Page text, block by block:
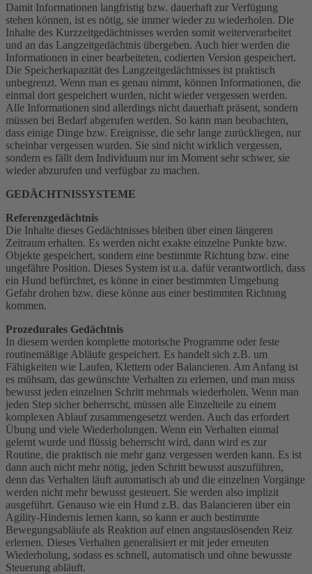
Damit Informationen langfristig bzw. dauerhaft zur Verfügung
stehen können, ist es nötig, sie immer wieder zu wiederholen. Die
Inhalte des Kurzzeitgedächtnisses werden somit weiterverarbeitet
und an das Langzeitgedächtnis übergeben. Auch hier werden die
Informationen in einer bearbeiteten, codierten Version gespeichert.
Die Speicherkapazität des Langzeitgedächtnisses ist praktisch
unbegrenzt. Wenn man es genau nimmt, können Informationen, die
einmal dort gespeichert wurden, nicht wieder vergessen werden.
Alle Informationen sind allerdings nicht dauerhaft präsent, sondern
müssen bei Bedarf abgerufen werden. So kann man beobachten,
dass einige Dinge bzw. Ereignisse, die sehr lange zurückliegen, nur
scheinbar vergessen wurden. Sie sind nicht wirklich vergessen,
sondern es fällt dem Individuum nur im Moment sehr schwer, sie
wieder abzurufen und verfügbar zu machen.
GEDÄCHTNISSYSTEME
Referenzgedächtnis
Die Inhalte dieses Gedächtnisses bleiben über einen längeren
Zeitraum erhalten. Es werden nicht exakte einzelne Punkte bzw.
Objekte gespeichert, sondern eine bestimmte Richtung bzw. eine
ungefähre Position. Dieses System ist u.a. dafür verantwortlich, dass
ein Hund befürchtet, es könne in einer bestimmten Umgebung
Gefahr drohen bzw. diese könne aus einer bestimmten Richtung
kommen.
Prozedurales Gedächtnis
In diesem werden komplette motorische Programme oder feste
routinemäßige Abläufe gespeichert. Es handelt sich z.B. um
Fähigkeiten wie Laufen, Klettern oder Balancieren. Am Anfang ist
es mühsam, das gewünschte Verhalten zu erlernen, und man muss
bewusst jeden einzelnen Schritt mehrmals wiederholen. Wenn man
jeden Step sicher beherrscht, müssen alle Einzelteile zu einem
komplexen Ablauf zusammengesetzt werden. Auch das erfordert
Übung und viele Wiederholungen. Wenn ein Verhalten einmal
gelernt wurde und flüssig beherrscht wird, dann wird es zur
Routine, die praktisch nie mehr ganz vergessen werden kann. Es ist
dann auch nicht mehr nötig, jeden Schritt bewusst auszuführen,
denn das Verhalten läuft automatisch ab und die einzelnen Vorgänge
werden nicht mehr bewusst gesteuert. Sie werden also implizit
ausgeführt. Genauso wie ein Hund z.B. das Balancieren über ein
Agility-Hindernis lernen kann, so kann er auch bestimmte
Bewegungsabläufe als Reaktion auf einen angstauslösenden Reiz
erlernen. Dieses Verhalten generalisiert er mit jeder erneuten
Wiederholung, sodass es schnell, automatisch und ohne bewusste
Steuerung abläuft.